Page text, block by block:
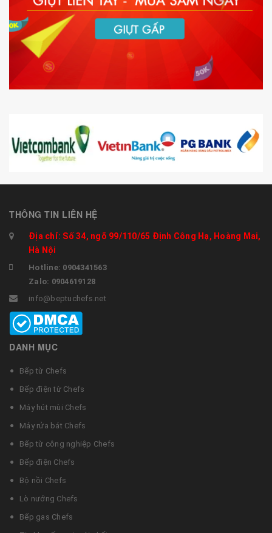
THÔNG TIN LIÊN HỆ
Địa chỉ: Số 34, ngõ 99/110/65 Định Công Hạ, Hoàng Mai,
Hà Nội
Hotline: 0904341563
Zalo: 0904619128
info@beptuchefs.net
DANH MỤC
Bếp từ Chefs
Bếp điện từ Chefs
Máy hút mùi Chefs
Máy rửa bát Chefs
Bếp từ công nghiệp Chefs
Bếp điện Chefs
Bộ nồi Chefs
Lò nướng Chefs
Bếp gas Chefs